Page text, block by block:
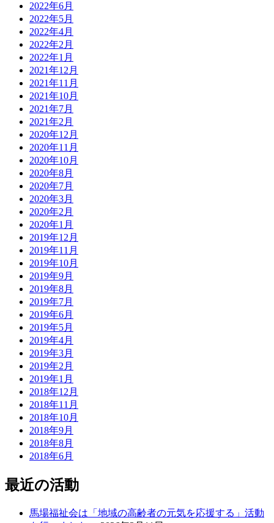
2022年6月
2022年5月
2022年4月
2022年2月
2022年1月
2021年12月
2021年11月
2021年10月
2021年7月
2021年2月
2020年12月
2020年11月
2020年10月
2020年8月
2020年7月
2020年3月
2020年2月
2020年1月
2019年12月
2019年11月
2019年10月
2019年9月
2019年8月
2019年7月
2019年6月
2019年5月
2019年4月
2019年3月
2019年2月
2019年1月
2018年12月
2018年11月
2018年10月
2018年9月
2018年8月
2018年6月
最近の活動
馬場福祉会は「地域の高齢者の元気を応援する」活動